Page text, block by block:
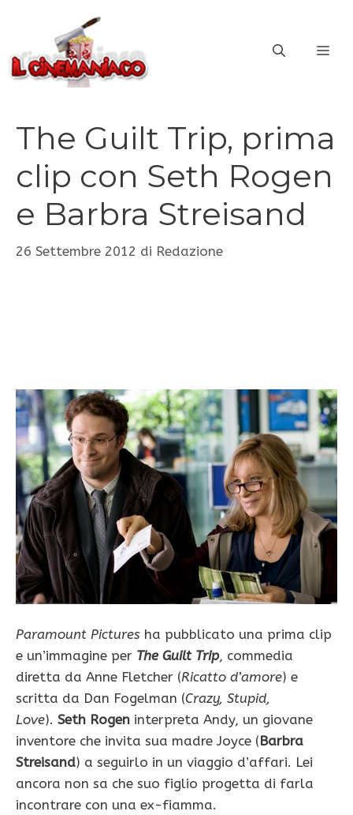
contenuto
The Guilt Trip, prima
clip con Seth Rogen
e Barbra Streisand
26 Settembre 2012 di Redazione
Paramount Pictures ha pubblicato una prima clip
e un’immagine per The Guilt Trip, commedia
diretta da Anne Fletcher (Ricatto d’amore) e
scritta da Dan Fogelman (Crazy, Stupid,
Love). Seth Rogen interpreta Andy, un giovane
inventore che invita sua madre Joyce (Barbra
Streisand) a seguirlo in un viaggio d’affari. Lei
ancora non sa che suo figlio progetta di farla
incontrare con una ex-fiamma.